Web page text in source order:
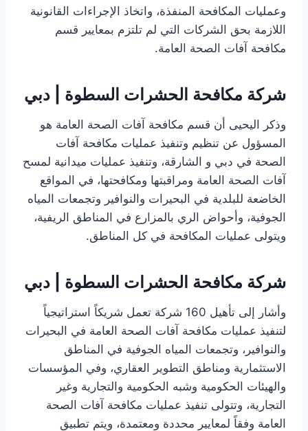
وعمليات المكافحة المنفذة، واتخاذ الإجراءات القانونية
اللازمة بحق الشركات التي لم تلتزم بمعايير قسم
مكافحة آفات الصحة العامة.
شركة مكافحة الحشرات السطوة | دبي
وذكر اليحيى أن قسم مكافحة آفات الصحة العامة هو
المسؤول عن تنظيم وتنفيذ عمليات مكافحة آفات
الصحة في دبي و الشارقة، وتنفيذ عمليات ميدانية لمسح
آفات الصحة العامة ومراقبتها ومكافحتها، في المواقع
الخاضعة للبلدية في البحيرات والنوافير وتجمعات المياه
الجوفية، وأحواض الري بالمزارع في المناطق الريفية،
ويتولى عمليات المكافحة في كل المناطق.
شركة مكافحة الحشرات السطوة | دبي
وأشار إلى تأهيل 160 شركة تعمل شريكاً استراتيجياً
لتنفيذ عمليات مكافحة آفات الصحة العامة في البحيرات
والنوافير، وتجمعات المياه الجوفية في المناطق
الاستثمارية ومناطق التطوير العقاري، وفي المؤسسات
والهيئات الحكومية وشبه الحكومية والتجارية وغير
التجارية، وتتولى تنفيذ عمليات مكافحة آفات الصحة
العامة وفقاً لمعايير محددة ومعتمدة، ويتم تطبيق